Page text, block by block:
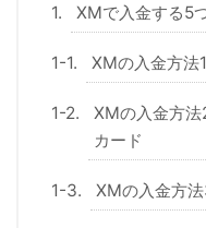
XMで入金する5
XMの入金方法
XMの入金方法
カード
XMの入金方